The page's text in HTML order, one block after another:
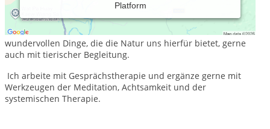
Platform
Unsere Therapiestunden finden in der Natur statt. Denn sie
allein bietet schon einen Raum, in dem wir uns öffnen und all
den Ballast loslassen dürfen. Wir bedienen uns all der
wundervollen Dinge, die die Natur uns hierfür bietet, gerne
auch mit tierischer Begleitung.
Ich arbeite mit Gesprächstherapie und ergänze gerne mit
Werkzeugen der Meditation, Achtsamkeit und der
systemischen Therapie.